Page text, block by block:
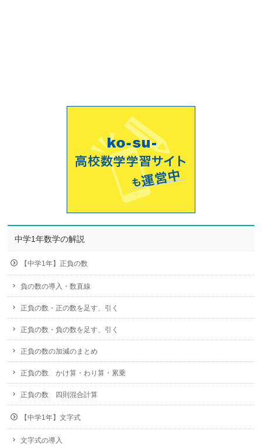
中学1年数学の解説
【中学1年】正負の数
負の数の導入・数直線
正負の数・正の数を足す、引く
正負の数・負の数を足す、引く
正負の数の加減のまとめ
正負の数 かけ算・わり算・累乗
正負の数 四則混合計算
【中学1年】文字式
文字式の導入